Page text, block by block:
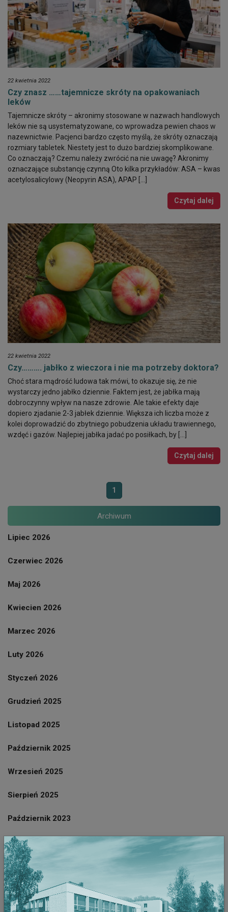
22 kwietnia 2022
Czy znasz ……tajemnicze skróty na opakowaniach
leków
Tajemnicze skróty – akronimy stosowane w nazwach handlowych
leków nie są usystematyzowane, co wprowadza pewien chaos w
nazewnictwie. Pacjenci bardzo często myślą, że skróty oznaczają
rozmiary tabletek. Niestety jest to dużo bardziej skomplikowane.
Co oznaczają? Czemu należy zwrócić na nie uwagę? Akronimy
oznaczające substancję czynną Oto kilka przykładów: ASA – kwas
acetylosalicylowy (Neopyrin ASA), APAP […]
Czytaj dalej
22 kwietnia 2022
Czy………. jabłko z wieczora i nie ma potrzeby doktora?
Choć stara mądrość ludowa tak mówi, to okazuje się, że nie
wystarczy jedno jabłko dziennie. Faktem jest, że jabłka mają
dobroczynny wpływ na nasze zdrowie. Ale takie efekty daje
dopiero zjadanie 2-3 jabłek dziennie. Większa ich liczba może z
kolei doprowadzić do zbytniego pobudzenia układu trawiennego,
wzdęć i gazów. Najlepiej jabłka jadać po posiłkach, by […]
Czytaj dalej
1
Archiwum
Lipiec 2026
Czerwiec 2026
Maj 2026
Kwiecien 2026
Marzec 2026
Luty 2026
Styczeń 2026
Grudzień 2025
Listopad 2025
Październik 2025
Wrzesień 2025
Sierpień 2025
Październik 2023
Wrzesień 2023
Sierpień 2023
Lipiec 2023